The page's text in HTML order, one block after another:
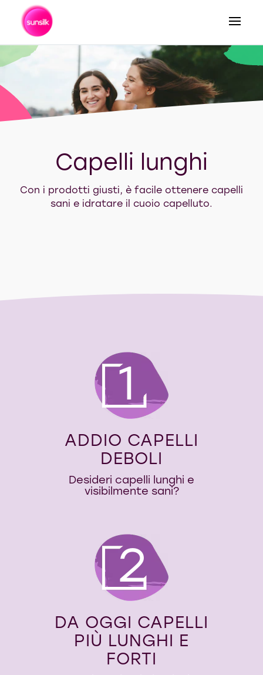
Capelli lunghi
Con i prodotti giusti, è facile ottenere capelli
sani e idratare il cuoio capelluto.
ADDIO CAPELLI
DEBOLI
1
Desideri capelli lunghi e
visibilmente sani?
DA OGGI CAPELLI
PIÙ LUNGHI E
FORTI
2